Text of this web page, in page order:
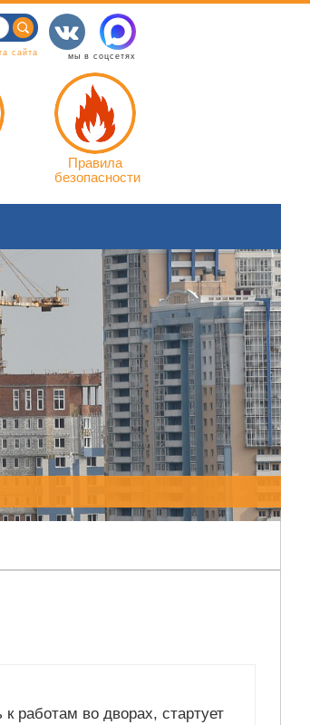
мы в соцсетях
сайта
Правила
безопасности
работам во дворах, стартует